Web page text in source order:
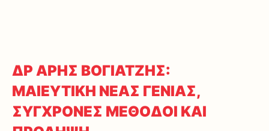
ΔΡ ΑΡΗΣ ΒΟΓΙΑΤΖΗΣ:
ΜΑΙΕΥΤΙΚΗ ΝΕΑΣ ΓΕΝΙΑΣ,
ΣΥΓΧΡΟΝΕΣ ΜΕΘΟΔΟΙ ΚΑΙ